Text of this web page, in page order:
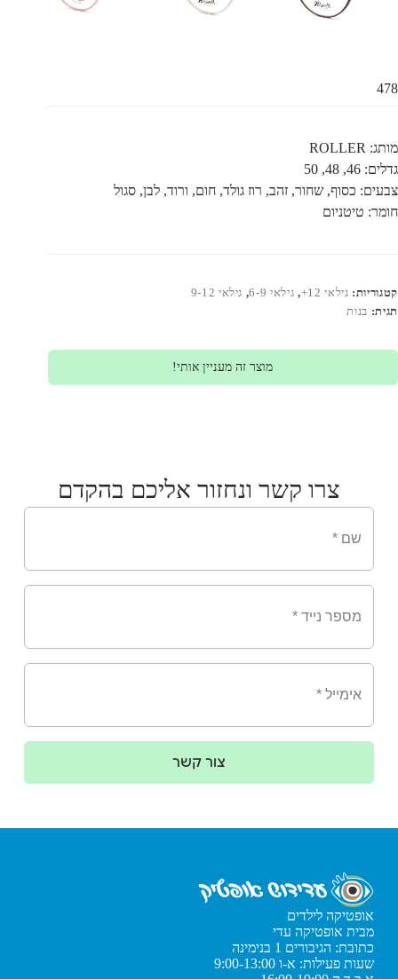
478
מותג: ROLLER
גדלים: 46, 48, 50
צבעים: כסוף, שחור, זהב, רוז גולד, חום, ורוד, לבן, סגול
חומר: טיטניום
קטגוריות: גילאי 12+ , גילאי 6-9 , גילאי 9-12
תגית: בנות
מוצר זה מעניין אותי!
צרו קשר ונחזור אליכם בהקדם
צור קשר
אופטיקה לילדים
מבית אופטיקה עדי
כתובת: הגיבורים 1 בנימינה
שעות פעילות: א-ו 9:00-13:00